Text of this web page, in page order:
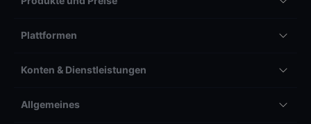
Plattformen
Konten & Dienstleistungen
Allgemeines